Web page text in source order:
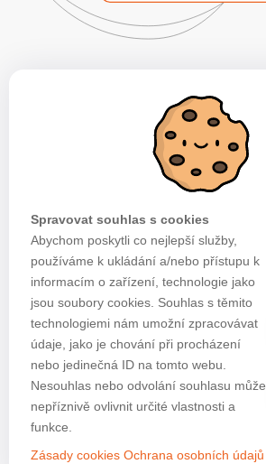
Spravovat souhlas s cookies
Abychom poskytli co nejlepší služby,
používáme k ukládání a/nebo přístupu k
informacím o zařízení, technologie jako
jsou soubory cookies. Souhlas s těmito
technologiemi nám umožní zpracovávat
údaje, jako je chování při procházení
nebo jedinečná ID na tomto webu.
Nesouhlas nebo odvolání souhlasu může
nepříznivě ovlivnit určité vlastnosti a
funkce.
Zásady cookies Ochrana osobních údajů